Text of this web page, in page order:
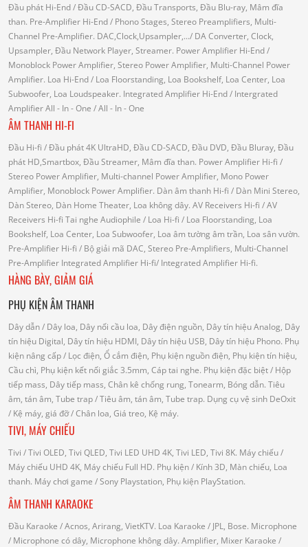
Đầu phát Hi-End/ Đầu CD-SACD, Đầu Transports, Đầu Blu-ray, Mâm đĩa
than. Pre-Amplifier Hi-End/ Phono Stages, Stereo Preamplifiers, Multi-
Channel Pre-Amplifier. DAC,Clock,Upsampler,.../ DA Converter, Clock,
Upsampler, Đầu Network Player, Streamer. Power Amplifier Hi-End/
Monoblock Power Amplifier, Stereo Power Amplifier, Multi-Channel Power
Amplifier. Loa Hi-End/ Loa Floorstanding, Loa Bookshelf, Loa Center, Loa
Subwoofer, Loa Loudspeaker. Integrated Amplifier Hi-End/ Intergrated
AmplifierAll - In - One / All - In - One
ÂM THANH HI-FI
Đầu Hi-fi / Đầu phát 4K UltraHD, Đầu CD-SACD, Đầu DVD, Đầu Bluray, Đầu
phát HD,Smartbox, Đầu Streamer, Mâm đĩa than. Power Amplifier Hi-fi /
Stereo Power Amplifier, Multi-channel Power Amplifier, Mono Power
Amplifier, Monoblock Power Amplifier. Dàn âm thanh Hi-fi / Dàn Mini Stereo,
Dàn Stereo, Dàn Home Theater, Loa không dây. AV Receivers Hi-fi / AV
Receivers Hi-fi Tai nghe Audiophile / Loa Hi-fi / Loa Floorstanding, Loa
Bookshelf, Loa Center, Loa Subwoofer, Loa âm tường âm trần, Loa sân vườn.
Pre-Amplifier Hi-fi / Bộ giải mã DAC, Stereo Pre-Amplifiers, Multi-Channel
Pre-Amplifier Integrated Amplifier Hi-fi/ Integrated Amplifier Hi-fi.
HÀNG BÀY, GIẢM GIÁ
PHỤ KIỆN ÂM THANH
Dây dẫn/ Dây loa, Dây nối cầu loa, Dây điện nguồn, Dây tín hiệu Analog, Dây
tín hiệu Digital, Dây tín hiệu HDMI, Dây tín hiệu USB, Dây tín hiệu Phono. Phụ
kiện nâng cấp/ Lọc điện, Ổ cắm điện, Phụ kiện nguồn điện, Phụ kiện tín hiệu,
Cầu chì, Phụ kiện kết nối giắc 3.5mm, Cáp tai nghe. Phụ kiện đặc biệt/ Hộp
tiếp mass, Dây tiếp mass, Chân kê chống rung, Tonearm, Bóng dẫn. Tiêu
âm, tán âm, Tube trap/ Tiêu âm, tán âm, Tube trap. Dụng cụ vệ sinh DeOxit
/ Kệ máy, giá đỡ/ Chân loa, Giá treo, Kệ máy.
TIVI, MÁY CHIẾU
Tivi / Tivi OLED, Tivi QLED, Tivi LED UHD 4K, Tivi LED, Tivi 8K. Máy chiếu/
Máy chiếu UHD 4K, Máy chiếu Full HD. Phụ kiện/ Kính 3D, Màn chiếu, Loa
thanh. Máy chơi game / Sony Playstation, Phụ kiện PlayStation.
ÂM THANH KARAOKE
Đầu Karaoke / Acnos, Arirang, VietKTV. Loa Karaoke / JPL, Bose. Microphone
/ Microphone có dây, Microphone không dây. Amplifier, Mixer Karaoke /